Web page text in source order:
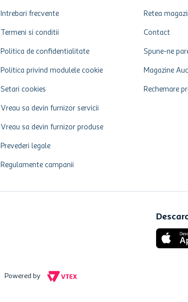
Intrebari frecvente
Termeni si conditii
Politica de confidentialitate
Politica privind modulele cookie
Setari cookies
Vreau sa devin furnizor servicii
Vreau sa devin furnizor produse
Prevederi legale
Regulamente campanii
Retea
Contact
Spune-ne
Magazine
Rechemare
Powered by